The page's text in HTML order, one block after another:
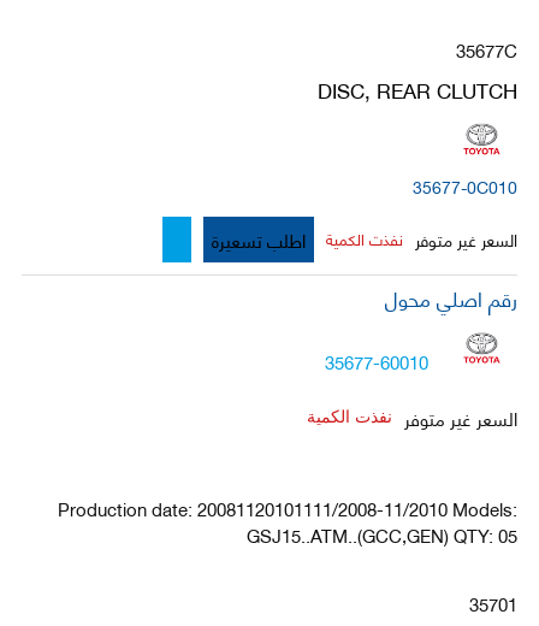
35677C
DISC, REAR CLUTCH
35677-0C010
السعر غير متوفر نفذت الكمية اطلب تسعيرة
رقم اصلي محول
35677-60010
السعر غير متوفر
نفذت الكمية
Production date: 20081120101111/2008-11/2010 Models:
GSJ15..ATM..(GCC,GEN) QTY: 05
35701